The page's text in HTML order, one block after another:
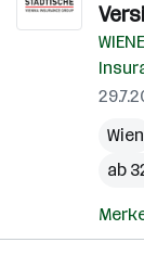
Wien
ab